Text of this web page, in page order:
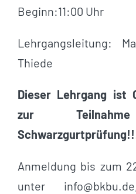
Beginn:11:00 Uhr
Lehrgangsleitung:
Thiede
Dieser Lehrgang ist
zur
Anmeldung bis zum
unter info@bkbu.de